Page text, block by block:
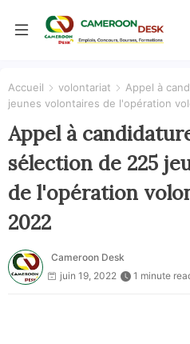
Accueil volontariat
Appel à
jeunes volontaires de l'opération
Appel à
sélection de 225
de l'opération
2022
Cameroon Desk
juin 19, 2022
1 minute